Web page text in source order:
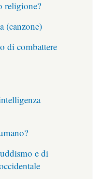
religione?
(canzone)
di combattere
e di